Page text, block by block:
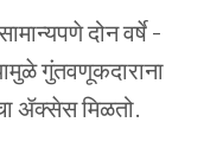
दोन वर्षे -
गुंतवणूकदाराना
ॲक्सेस मिळतो.